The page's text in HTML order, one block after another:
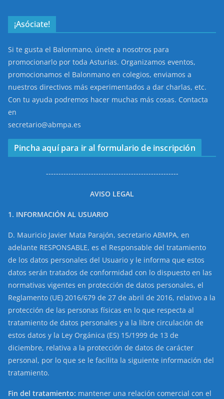
¡Asóciate!
Si te gusta el Balonmano, únete a nosotros para
promocionarlo por toda Asturias. Organizamos eventos,
promocionamos el Balonmano en colegios, enviamos a
nuestros directivos más experimentados a dar charlas, etc.
Con tu ayuda podremos hacer muchas más cosas. Contacta
en
secretario@abmpa.es
Pincha aquí para ir al formulario de inscripción
-----------------------------------------------------
AVISO LEGAL
1. INFORMACIÓN AL USUARIO
D. Mauricio Javier Mata Parajón, secretario ABMPA, en
adelante RESPONSABLE, es el Responsable del tratamiento
de los datos personales del Usuario y le informa que estos
datos serán tratados de conformidad con lo dispuesto en las
normativas vigentes en protección de datos personales, el
Reglamento (UE) 2016/679 de 27 de abril de 2016, relativo a la
protección de las personas físicas en lo que respecta al
tratamiento de datos personales y a la libre circulación de
estos datos y la Ley Orgánica (ES) 15/1999 de 13 de
diciembre, relativa a la protección de datos de carácter
personal, por lo que se le facilita la siguiente información del
tratamiento.
Fin del tratamiento: mantener una relación comercial con el